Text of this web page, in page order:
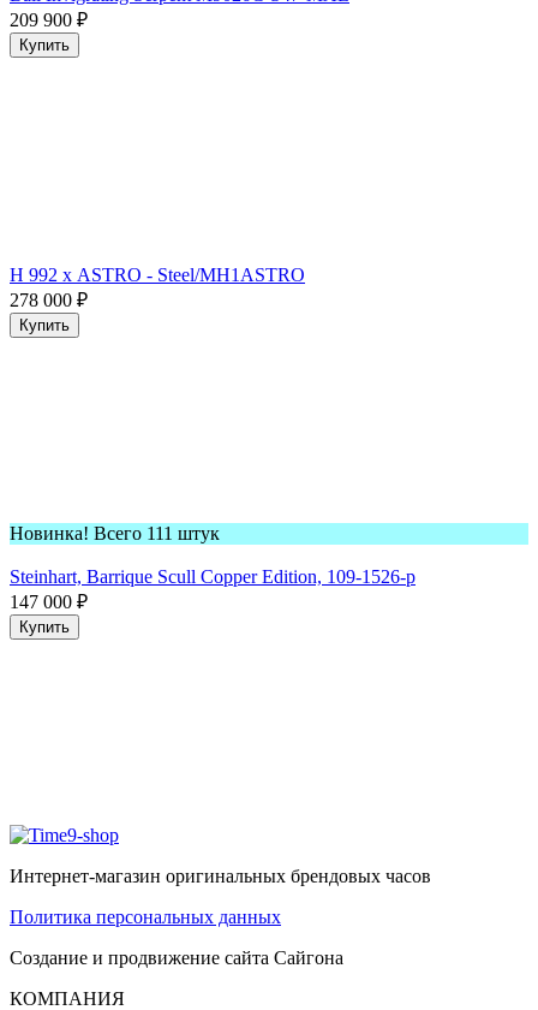
209 900 ₽
Купить
H 992 х ASTRO - Steel/MH1ASTRO
278 000 ₽
Купить
Новинка! Всего 111 штук
Steinhart, Barrique Scull Copper Edition, 109-1526-p
147 000 ₽
Купить
Интернет-магазин оригинальных брендовых часов
Политика персональных данных
Создание и продвижение сайта Сайгона
КОМПАНИЯ